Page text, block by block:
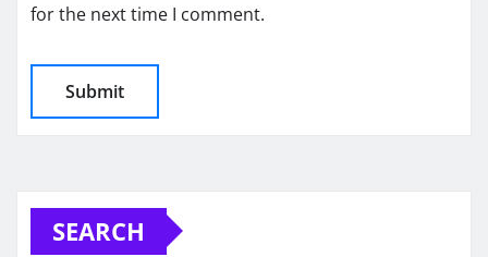
for the next time I comment.
SEARCH